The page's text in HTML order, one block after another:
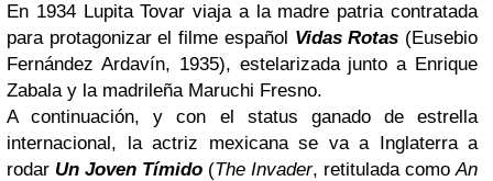
En 1934 Lupita Tovar viaja a la madre patria contratada
para protagonizar el filme español Vidas Rotas (Eusebio
Fernández Ardavín, 1935), estelarizada junto a Enrique
Zabala y la madrileña Maruchi Fresno.
A continuación, y con el status ganado de estrella
internacional, la actriz mexicana se va a Inglaterra a
rodar Un Joven Tímido (The Invader, retitulada comoAn